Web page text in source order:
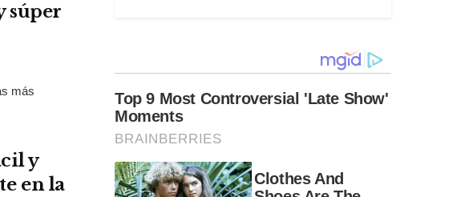
súper
más
y
en la